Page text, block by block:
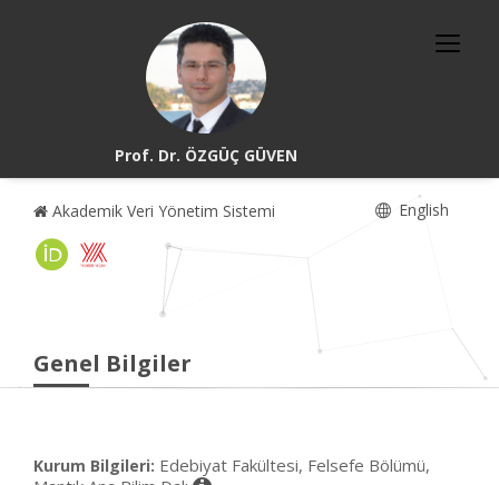
Prof. Dr. ÖZGÜÇ GÜVEN
Akademik Veri Yönetim Sistemi English
Genel Bilgiler
Kurum Bilgileri: Edebiyat Fakültesi, Felsefe Bölümü,